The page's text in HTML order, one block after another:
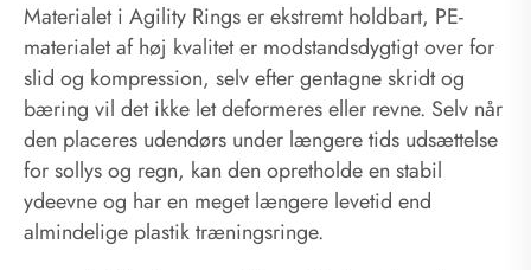
Materialet i Agility Rings er ekstremt holdbart, PE-
materialet af høj kvalitet er modstandsdygtigt over for
slid og kompression, selv efter gentagne skridt og
bæring vil det ikke let deformeres eller revne. Selv når
den placeres udendørs under længere tids udsættelse
for sollys og regn, kan den opretholde en stabil
ydeevne og har en meget længere levetid end
almindelige plastik træningsringe.